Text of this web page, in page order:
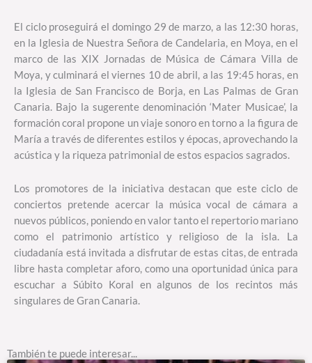
El ciclo proseguirá el domingo 29 de marzo, a las 12:30 horas,
en la Iglesia de Nuestra Señora de Candelaria, en Moya, en el
marco de las XIX Jornadas de Música de Cámara Villa de
Moya, y culminará el viernes 10 de abril, a las 19:45 horas, en
la Iglesia de San Francisco de Borja, en Las Palmas de Gran
Canaria. Bajo la sugerente denominación ‘Mater Musicae’, la
formación coral propone un viaje sonoro en torno a la figura de
María a través de diferentes estilos y épocas, aprovechando la
acústica y la riqueza patrimonial de estos espacios sagrados.
Los promotores de la iniciativa destacan que este ciclo de
conciertos pretende acercar la música vocal de cámara a
nuevos públicos, poniendo en valor tanto el repertorio mariano
como el patrimonio artístico y religioso de la isla. La
ciudadanía está invitada a disfrutar de estas citas, de entrada
libre hasta completar aforo, como una oportunidad única para
escuchar a Súbito Koral en algunos de los recintos más
singulares de Gran Canaria.
También te puede interesar...